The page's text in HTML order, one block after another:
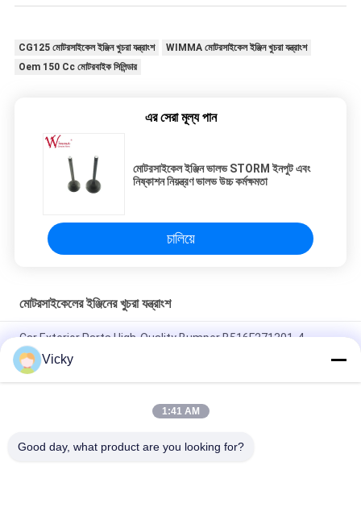
CG125 মোটরসাইকেল ইঞ্জিন খুচরা যন্ত্রাংশ
WIMMA মোটরসাইকেল ইঞ্জিন খুচরা যন্ত্রাংশ
Oem 150 Cc মোটরবাইক সিলিন্ডার
এর সেরা মূল্য পান
মোটরসাইকেল ইঞ্জিন ভালভ STORM ইনপুট এবং
নিষ্কাশন নিয়ন্ত্রণ ভালভ উচ্চ কর্মক্ষমতা
চালিয়ে
মোটরসাইকেলের ইঞ্জিনের খুচরা যন্ত্রাংশ
Car Exterior Parts High-Quality Bumper B516F271301-4
CHANAN OSHAN​ Z6 Starry White
স্টার্টার মোটর হন্ডা EX5 মোটরসাইকেল ইঞ্জিন খুচরা যন্ত্রাংশ সস্তা পাইকারি উচ্চ পারফরম্যান্স
Vicky
1:41 AM
Good day, what product are you looking for?